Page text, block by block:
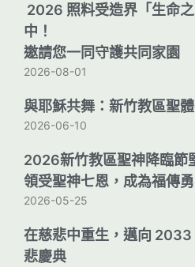
2026 照料受造界「生命
中！
邀請您一同守護共同家園
2026-08-01
與耶穌共舞：新竹教區聖
2026-06-10
2026新竹教區聖神降臨節
領受聖神七恩，成為福傳
2026-05-25
在慈悲中重生，邁向
悲慶典